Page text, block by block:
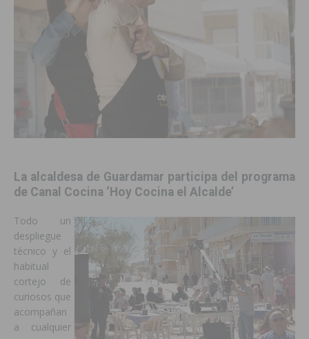
La alcaldesa de Guardamar participa del programa
de Canal Cocina ‘Hoy Cocina el Alcalde’
Todo un
despliegue
técnico y el
habitual
cortejo de
curiosos que
acompañan
a cualquier